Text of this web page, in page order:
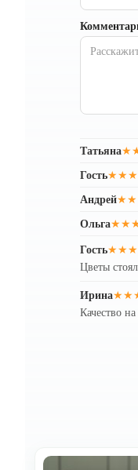
Татьяна
Гость
Андрей
Ольга
Гость
Цветы
Ирина
Качество